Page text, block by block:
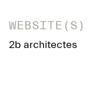
WEBSITE(S)
2b architectes